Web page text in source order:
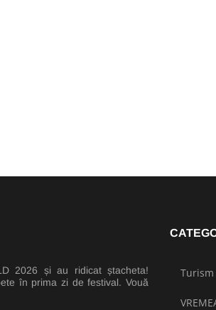
2026 și au ridicat ștacheta!
în prima zi de festival. Vouă
Turism